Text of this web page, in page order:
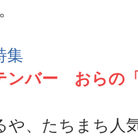
集
ンバー おらの
や、たちまち人